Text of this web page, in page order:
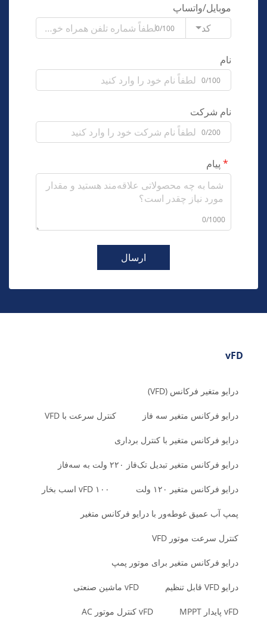
موبایل/واتساپ
کد
0/100
نام
0/100
نام شرکت
0/200
پیام
0/1000
ارسال
vFD
درایو متغیر فرکانس (VFD)
درایو فرکانس متغیر سه فاز کنترل سرعت با VFD
درایو فرکانس متغیر با کنترل برداری
درایو فرکانس متغیر تبدیل تک‌فاز ۲۲۰ ولت به سه‌فاز
درایو فرکانس متغیر ۱۲۰ ولت vFD ۱۰۰ اسب بخار
پمپ آب عمیق غوطه‌ور با درایو فرکانس متغیر
کنترل سرعت موتور VFD
درایو فرکانس متغیر برای موتور پمپ
درایو VFD قابل تنظیم vFD ماشین صنعتی
vFD پایدار MPPT vFD کنترل موتور AC